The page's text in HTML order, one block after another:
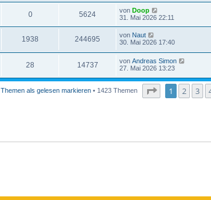
0 5624 von Doop
31. Mai 2026 22:11
1938 244695 von Naut
30. Mai 2026 17:40
28 14737 von Andreas Simon
27. Mai 2026 13:23
Themen als gelesen markieren • 1423 Themen Seite von72
1 2 3